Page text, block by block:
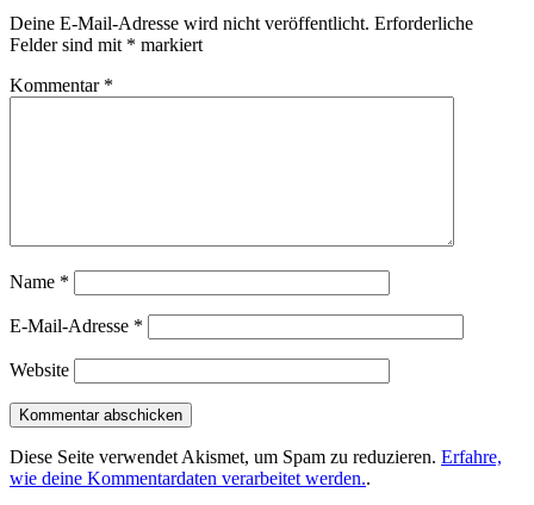
Deine E-Mail-Adresse wird nicht veröffentlicht. Erforderliche
Felder sind mit * markiert
Kommentar *
Name *
E-Mail-Adresse *
Website
Diese Seite verwendet Akismet, um Spam zu reduzieren. Erfahre,
wie deine Kommentardaten verarbeitet werden..